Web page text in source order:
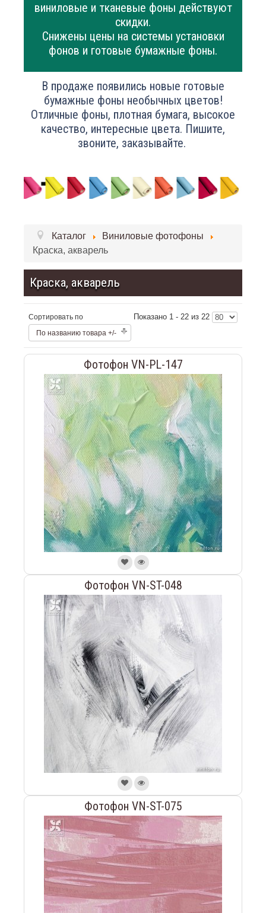
виниловые и тканевые фоны действуют
скидки.
Снижены цены на системы установки
фонов и готовые бумажные фоны.
В продаже появились новые готовые
бумажные фоны необычных цветов!
Отличные фоны, плотная бумага, высокое
качество, интересные цвета. Пишите,
звоните, заказывайте.
Каталог
Виниловые фотофоны
Краска, акварель
Краска, акварель
Сортировать по
По названию товара +/-
Показано 1 - 22 из 22
Фотофон VN-PL-147
Фотофон VN-ST-048
Фотофон VN-ST-075